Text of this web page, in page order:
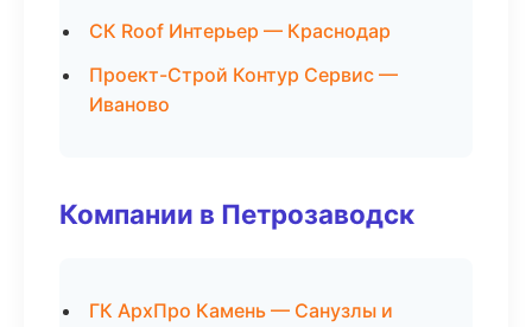
СК Roof Интерьер — Краснодар
Проект-Строй Контур Сервис —
Иваново
Компании в Петрозаводск
ГК АрхПро Камень — Санузлы и